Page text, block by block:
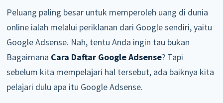
Peluang paling besar untuk memperoleh uang di dunia
online ialah melalui periklanan dari Google sendiri, yaitu
Google Adsense. Nah, tentu Anda ingin tau bukan
Bagaimana Cara Daftar Google Adsense? Tapi
sebelum kita mempelajari hal tersebut, ada baiknya kita
pelajari dulu apa itu Google Adsense.